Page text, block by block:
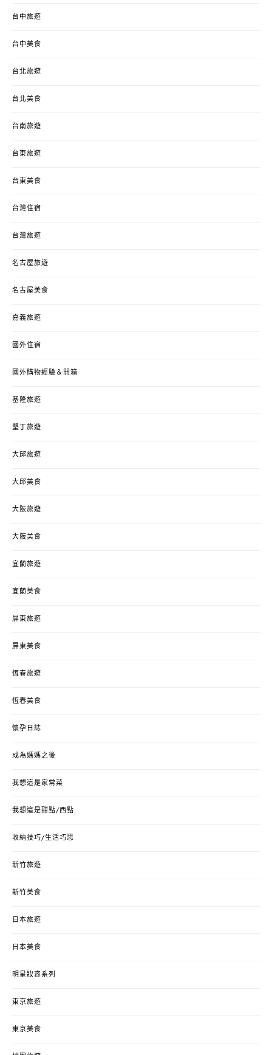
台中旅遊
台中美食
台北旅遊
台北美食
台南旅遊
台東旅遊
台東美食
台灣住宿
台灣旅遊
名古屋旅遊
名古屋美食
嘉義旅遊
國外住宿
國外購物經驗＆開箱
基隆旅遊
墾丁旅遊
大邱旅遊
大邱美食
大阪旅遊
大阪美食
宜蘭旅遊
宜蘭美食
屏東旅遊
屏東美食
恆春旅遊
恆春美食
懷孕日誌
成為媽媽之後
我想這是家常菜
我想這是甜點/西點
收納技巧/生活巧思
新竹旅遊
新竹美食
日本旅遊
日本美食
明星妝容系列
東京旅遊
東京美食